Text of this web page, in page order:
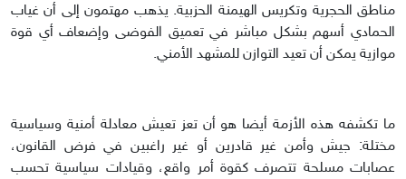
مناطق الحجرية وتكريس الهيمنة الحزبية. يذهب مهتمون إلى أن غياب
الحمادي أسهم بشكل مباشر في تعميق الفوضى وإضعاف أي قوة
موازية يمكن أن تعيد التوازن للمشهد الأمني.
ما تكشفه هذه الأزمة أيضا هو أن تعز تعيش معادلة أمنية وسياسية
مختلة: جيش وأمن غير قادرين أو غير راغبين في فرض القانون،
عصابات مسلحة تتصرف كقوة أمر واقع، وقيادات سياسية تحسب